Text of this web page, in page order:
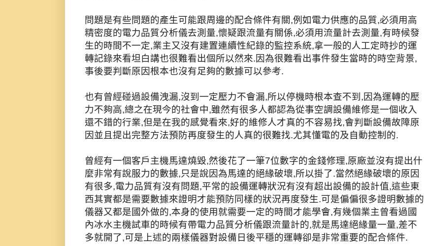
問題是有些問題的產生可能跟周邊的配合條件有關,例如電力供應的品質,必須用高
精密度的電力品質分析儀去測量,懷疑跟流量有關係,必須用流量計去測量,有時候發
生的時間不一定,業主又沒有建置連續性紀錄的監控系統,拿一般的人工定時抄的運
轉記錄來看坦白講也很難看出個所以然來.因為很難看出事件發生當時的時空背景,
事後要判斷原因根本也沒有足夠的數據可以參考.
也有曾經碰過設備洩漏,沒到一定壓力不會漏,所以停機時根本查不到,因為運轉的壓
力不夠高,總之在現今的社會中,雖然有很多人都認為從事空調設備維修是一個收入
還不錯的行業,但是在我的感覺看來,好的維修人才真的不容易找,會判斷設備故障原
因並且提出完整方法預防再度發生的人真的很難找.尤其懂電的及自動控制的.
曾經有一個客戶主機馬達燒毀,然後花了一筆7位數字的金錢修理,原廠並沒有提出什
麼非常有說服力的數據,只是說因為馬達的絕緣破壞,所以掛了.當然絕緣破壞的原因
有很多,電力品質有沒有問題,平常的設備運轉狀況有沒有超出設備的設計值,這些東
西其實都是需要數據來證明才能預防同樣的狀況再度發生.可是偏偏很多證明數據的
儀器又都是國外做的,本身的使用就需要一定的時間才能學會,有幾個業主曾看過國
內冰水主機試車的時候有帶電力品質分析儀跟流量計的,就是馬達絕緣量一量,差不
多就開了,可是上述的兩樣儀器對設備日後平穩的運轉卻是非常重要的配合條件.